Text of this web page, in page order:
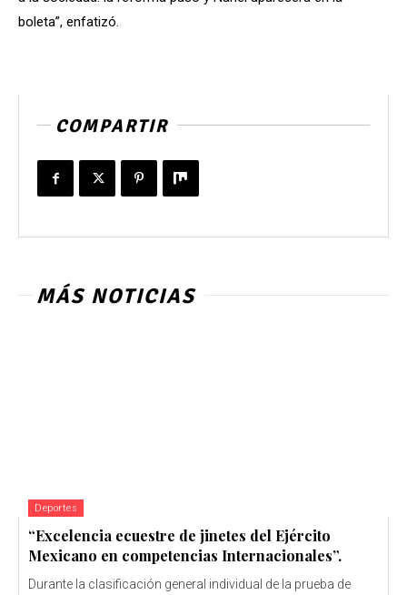
boleta”, enfatizó.
COMPARTIR
MÁS NOTICIAS
Deportes
“Excelencia ecuestre de jinetes del Ejército
Mexicano en competencias Internacionales”.
Durante la clasificación general individual de la prueba de